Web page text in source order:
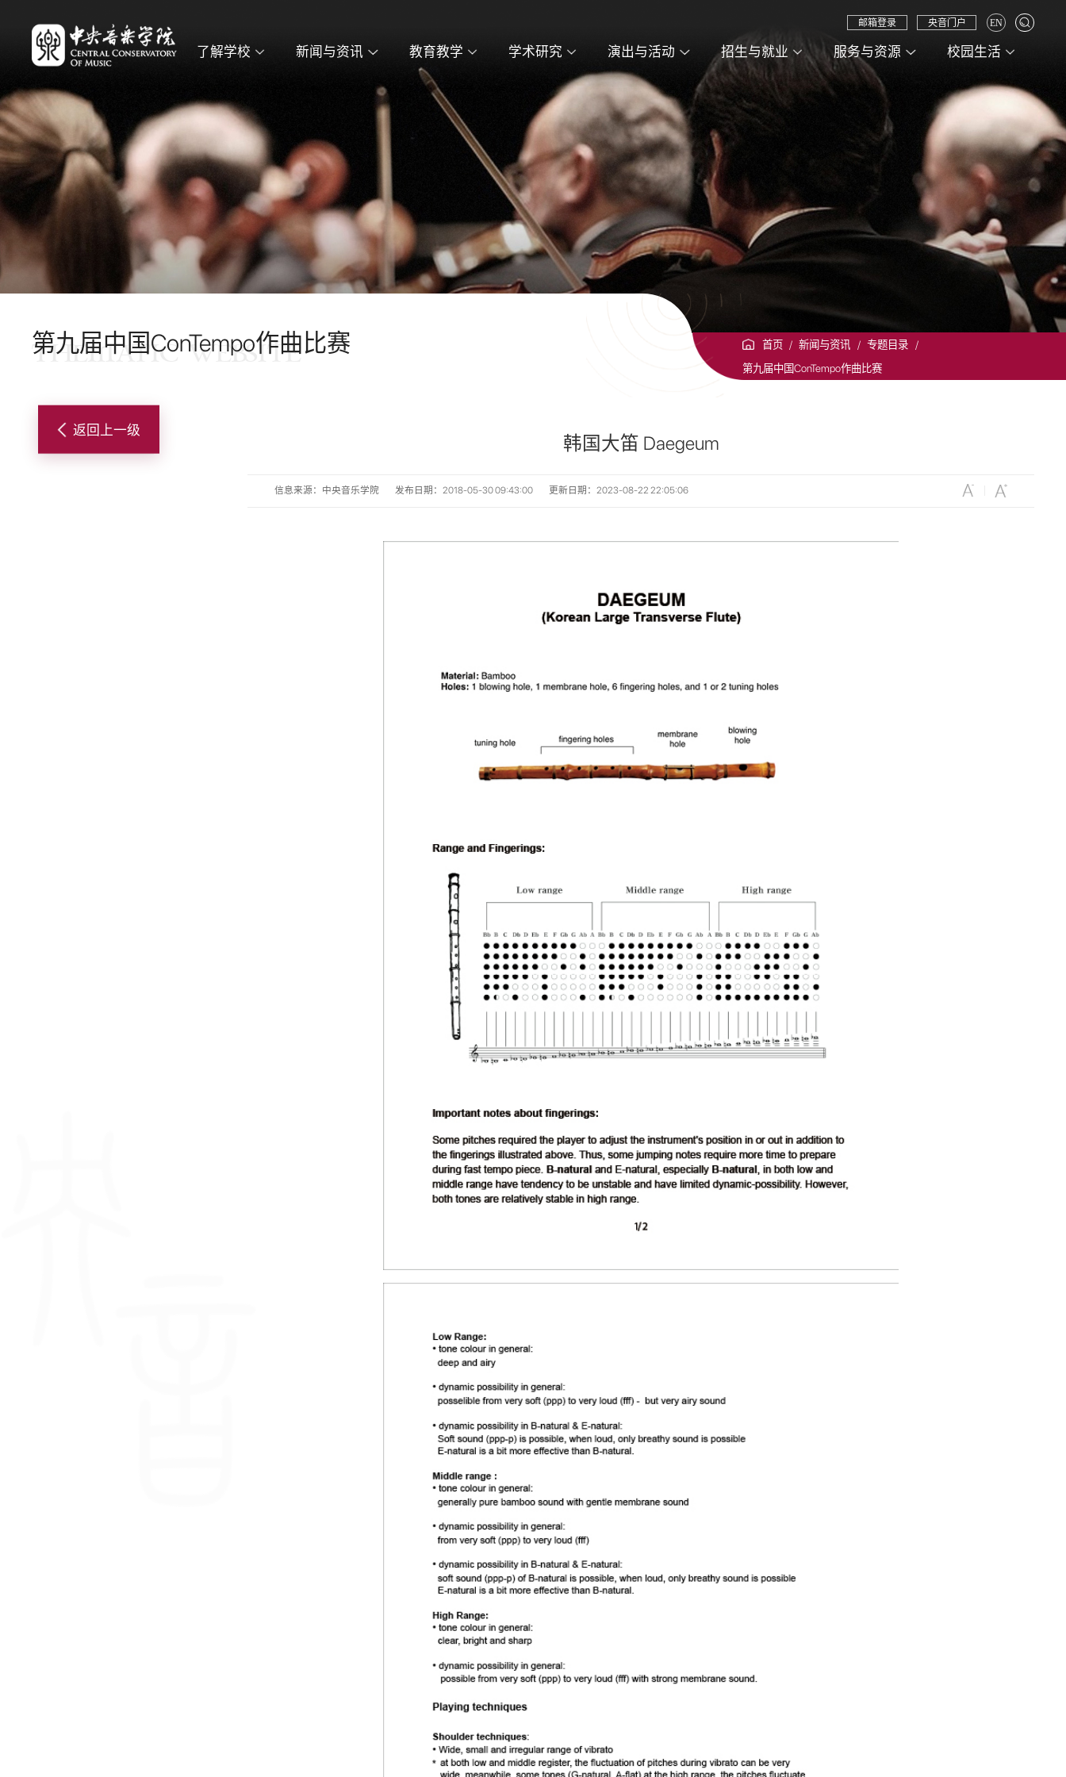
了解学校 新闻与资讯 教育教学 学术研究 演出与活动 招生与就业 服务与资源 校园生活
邮箱登录 央音门户 EN
第九届中国ConTempo作曲比赛
THEMATIC WEBSITE 首页 / 新闻与资讯 / 专题目录
/
第九届中国ConTempo作曲比赛
返回上一级
韩国大笛 Daegeum
信息来源：中央音乐学院 发布日期：2018-05-30 09:43:00 更新日期：2023-08-22 22:05:06